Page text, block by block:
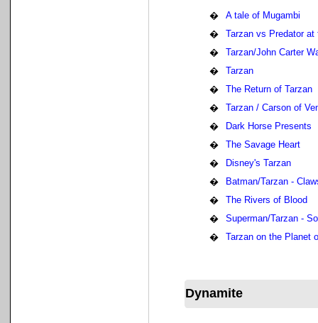
�
A tale of Mugambi
�
Tarzan vs Predator at
�
Tarzan/John Carter
�
Tarzan
�
The Return of Tarzan
�
Tarzan / Carson of
�
Dark Horse Presents
�
The Savage Heart
�
Disney's Tarzan
�
Batman/Tarzan -
�
The Rivers of Blood
�
Superman/Tarzan -
�
Tarzan on the Planet
Dynamite